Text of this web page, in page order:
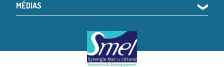
MÉDIAS ❯